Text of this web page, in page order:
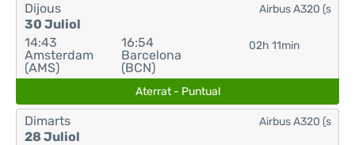
Dijous
30 Juliol
14:43
Amsterdam
(AMS)
16:54
Barcelona
(BCN)
02h 11min
Airbus A320 (s
Aterrat - Puntual
Dimarts
28 Juliol
Airbus A320 (s